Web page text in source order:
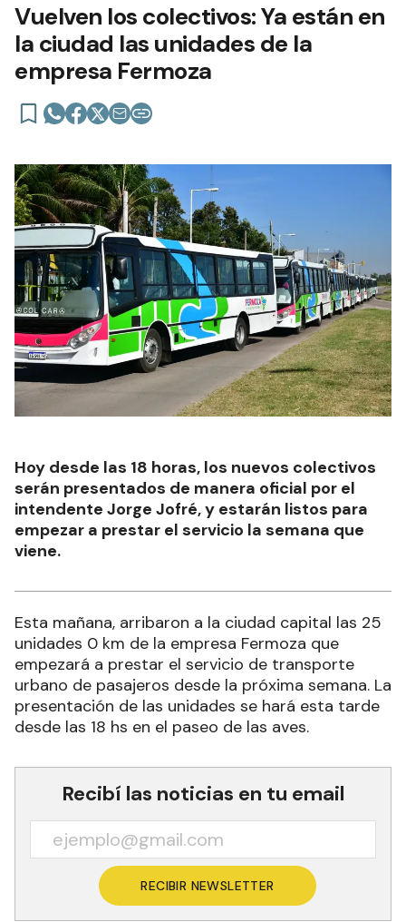
Vuelven los colectivos: Ya están en
la ciudad las unidades de la
empresa Fermoza
Hoy desde las 18 horas, los nuevos colectivos
serán presentados de manera oficial por el
intendente Jorge Jofré, y estarán listos para
empezar a prestar el servicio la semana que
viene.
Esta mañana, arribaron a la ciudad capital las 25
unidades 0 km de la empresa Fermoza que
empezará a prestar el servicio de transporte
urbano de pasajeros desde la próxima semana. La
presentación de las unidades se hará esta tarde
desde las 18 hs en el paseo de las aves.
Recibí las noticias en tu email
RECIBIR NEWSLETTER